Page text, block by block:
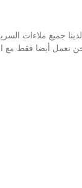
لدينا جميع ملاءات
نعمل أيضا فقط مع